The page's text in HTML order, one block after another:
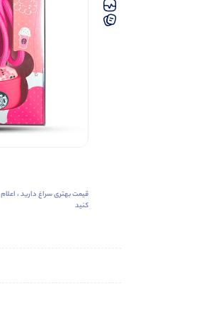
قیمت بهتری سراغ دارید ، اعلام
کنید